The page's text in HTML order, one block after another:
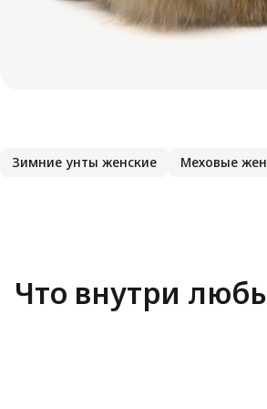
Зимние унты женские Меховые
Что внутри